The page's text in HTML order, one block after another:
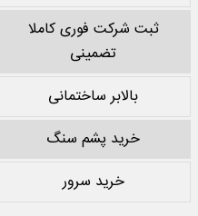
ثبت شرکت فوری کاملا
تضمینی
بالابر ساختمانی
خرید پشم سنگ
خرید سرور